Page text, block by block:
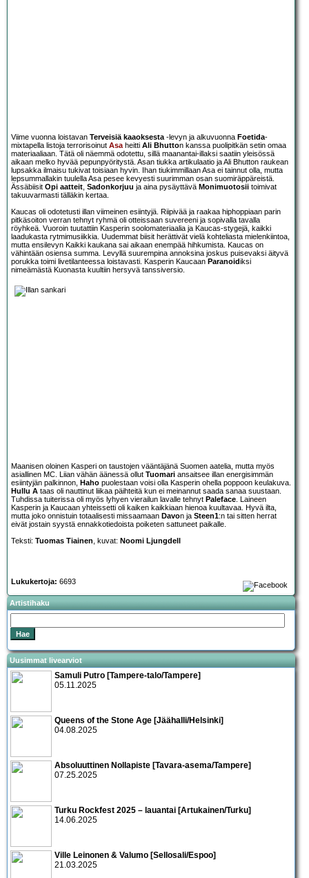
Viime vuonna loistavan Terveisiä kaaoksesta-levyn ja alkuvuonna Foetida-
mixtapella listoja terrorisoinut Asaheitti Ali Bhutton kanssa puolipitkän setin omaa
materiaaliaan. Tätä oli näemmä odotettu, sillä maanantai-illaksi saatiin yleisössä
aikaan melko hyvää pepunpyöritystä. Asan tiukka artikulaatio ja Ali Bhutton raukean
lupsakka ilmaisu tukivat toisiaan hyvin. Ihan tiukimmillaan Asa ei tainnut olla, mutta
lepsummallakin tuulella Asa pesee kevyesti suurimman osan suomiräppäreistä.
Ässäbiisit Opi aatteit, Sadonkorjuu ja aina pysäyttävä Monimuotosii toimivat
takuuvarmasti tälläkin kertaa.
Kaucas oli odotetusti illan viimeinen esiintyjä. Riipivää ja raakaa hiphoppiaan parin
pitkäsoiton verran tehnyt ryhmä oli otteissaan suvereeni ja sopivalla tavalla
röyhkeä. Vuoroin tuutattiin Kasperin soolomateriaalia ja Kaucas-stygejä, kaikki
laadukasta rytmimusiikkia. Uudemmat biisit herättivät vielä kohteliasta mielenkiintoa,
mutta ensilevyn Kaikki kaukana sai aikaan enempää hihkumista. Kaucas on
vähintään osiensa summa. Levyllä suurempina annoksina joskus puisevaksi äityvä
porukka toimi livetilanteessa loistavasti. Kasperin Kaucaan Paranoidiksi
nimeämästä Kuonasta kuultiin hersyvä tanssiversio.
Maanisen oloinen Kasperi on taustojen vääntäjänä Suomen aatelia, mutta myös
asiallinen MC. Liian vähän äänessä ollut Tuomari ansaitsee illan energisimmän
esiintyjän palkinnon, Haho puolestaan voisi olla Kasperin ohella poppoon keulakuva.
Hullu A taas oli nauttinut liikaa päihteitä kun ei meinannut saada sanaa suustaan.
Tuhdissa tuiterissa oli myös lyhyen vierailun lavalle tehnyt Paleface. Laineen
Kasperin ja Kaucaan yhteissetti oli kaiken kaikkiaan hienoa kuultavaa. Hyvä ilta,
mutta joko onnistuin totaalisesti missaamaan Davon ja Steen1:n tai sitten herrat
eivät jostain syystä ennakkotiedoista poiketen sattuneet paikalle.
Teksti: Tuomas Tiainen, kuvat: Noomi Ljungdell
Lukukertoja: 6693
Artistihaku
Uusimmat livearviot
Samuli Putro [Tampere-talo/Tampere]
05.11.2025
Queens of the Stone Age [Jäähalli/Helsinki]
04.08.2025
Absoluuttinen Nollapiste [Tavara-asema/Tampere]
07.25.2025
Turku Rockfest 2025 – lauantai [Artukainen/Turku]
14.06.2025
Ville Leinonen & Valumo [Sellosali/Espoo]
21.03.2025